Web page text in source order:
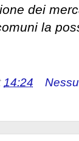
dei
la
14:24